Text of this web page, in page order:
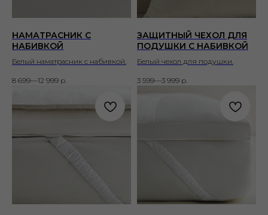
НАМАТРАСНИК С
НАБИВКОЙ
Белый наматрасник с набивкой.
8 699—12 999 р.
ЗАЩИТНЫЙ ЧЕХОЛ ДЛЯ
ПОДУШКИ С НАБИВКОЙ
Белый чехол для подушки.
3 599—3 999 р.